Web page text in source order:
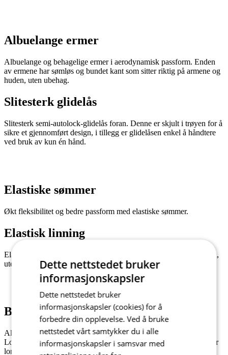
Albuelange ermer
Albuelange og behagelige ermer i aerodynamisk passform. Enden
av ermene har sømløs og bundet kant som sitter riktig på armene og
huden, uten ubehag.
Slitesterk glidelås
Slitesterk semi-autolock-glidelås foran. Denne er skjult i trøyen for å
sikre et gjennomført design, i tillegg er glidelåsen enkel å håndtere
ved bruk av kun én hånd.
Elastiske sømmer
Økt fleksibilitet og bedre passform med elastiske sømmer.
Elastisk linning
Elastisk linning i silikon for å sikre at trøyen sitter godt på kroppen,
uten å gli opp.
Baklommer
Alle våre PASSION Z6 kortermede sykkeltrøyer leveres med
LoadLock-lommesystemet. Den forsterkede konstruksjonen holder
lommene stabile og forhindrer at de henger, også når de fullastet
Dette nettstedet bruker
informasjonskapsler
Dette nettstedet bruker
informasjonskapsler (cookies) for å
forbedre din opplevelse. Ved å bruke
nettstedet vårt samtykker du i alle
informasjonskapsler i samsvar med